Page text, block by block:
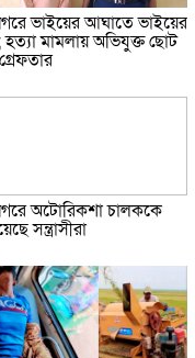
ভাইয়ের আঘাতে ভাইয়ের
মামলায় অভিযুক্ত ছোট
অটোরিকশা চালককে
সন্ত্রাসীরা